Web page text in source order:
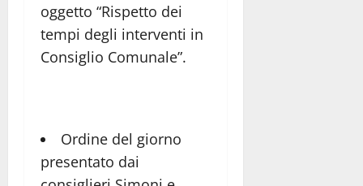
oggetto “Rispetto dei
tempi degli interventi in
Consiglio Comunale”.
Ordine del giorno
presentato dai